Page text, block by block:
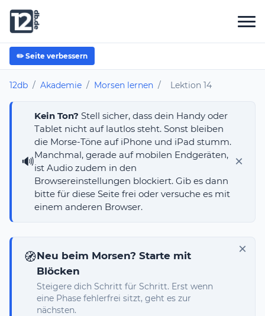
✏️ Seite verbessern
12db / Akademie / Morsen lernen / Lektion 14
🔊
Kein Ton? Stell sicher, dass dein Handy oder
Tablet nicht auf lautlos steht. Sonst bleiben
die Morse-Töne auf iPhone und iPad stumm.
Manchmal, gerade auf mobilen Endgeräten,
ist Audio zudem in den
Browsereinstellungen blockiert. Gib es dann
bitte für diese Seite frei oder versuche es mit
einem anderen Browser.
×
×
🧭Neu beim Morsen? Starte mit
Blöcken
Steigere dich Schritt für Schritt. Erst wenn
eine Phase fehlerfrei sitzt, geht es zur
nächsten.